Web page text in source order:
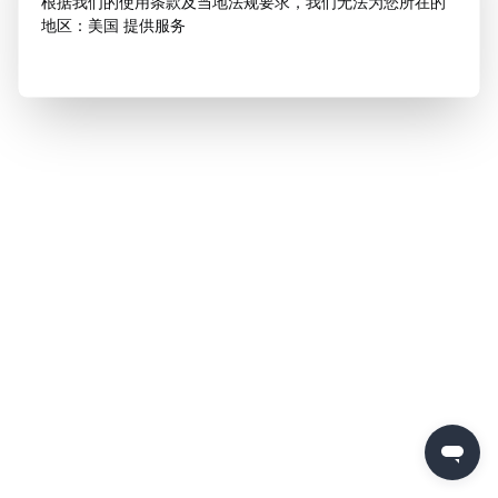
地区：美国 提供服务